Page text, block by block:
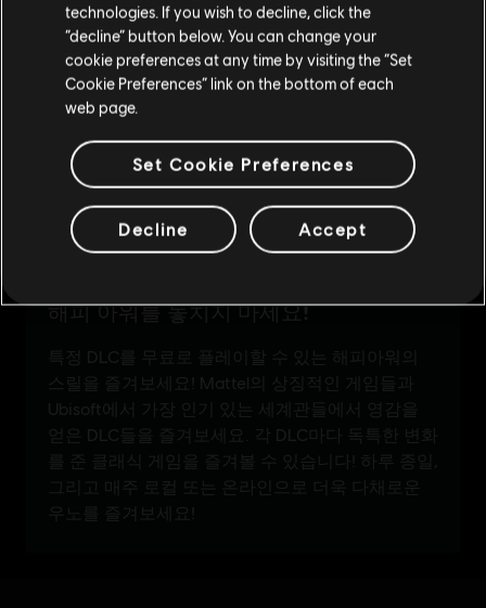
현재 스토어 유지
위치 업데이트
technologies. If you wish to decline, click the
“decline” button below. You can change your
cookie preferences at any time by visiting the “Set
Cookie Preferences” link on the bottom of each
web page.
Set Cookie Preferences
Decline Accept